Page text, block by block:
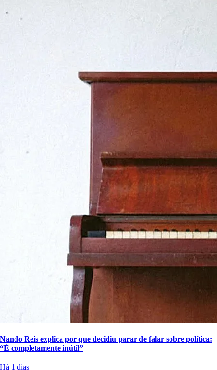
Nando Reis explica por que decidiu parar de falar sobre política:
“É completamente inútil”
Há 1 dias